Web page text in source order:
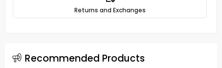
Returns and Exchanges
Recommended Products